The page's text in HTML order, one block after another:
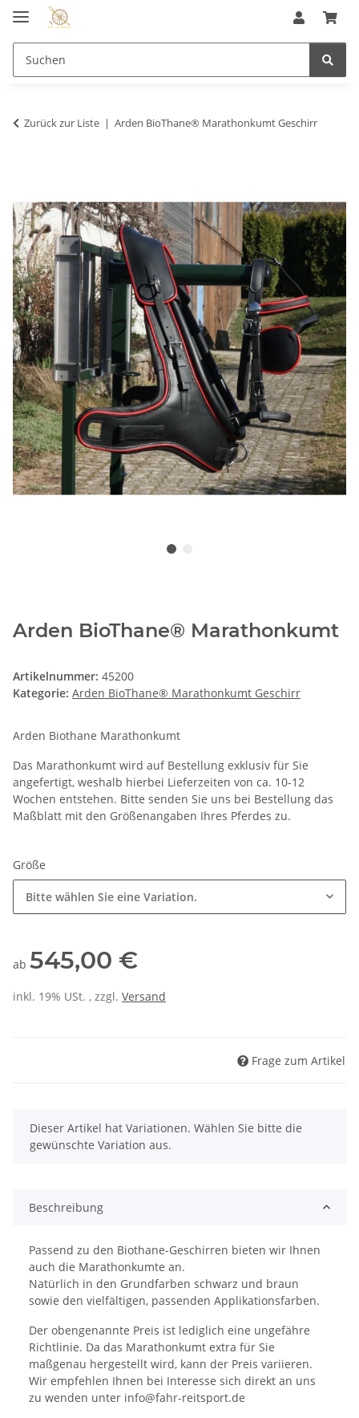
Zurück zur Liste Arden BioThane® Marathonkumt Geschirr
Arden BioThane® Marathonkumt
Artikelnummer: 45200
Kategorie: Arden BioThane® Marathonkumt Geschirr
Arden Biothane Marathonkumt
Das Marathonkumt wird auf Bestellung exklusiv für Sie
angefertigt, weshalb hierbei Lieferzeiten von ca. 10-12
Wochen entstehen. Bitte senden Sie uns bei Bestellung das
Maßblatt mit den Größenangaben Ihres Pferdes zu.
Größe
Bitte wählen Sie eine Variation.
ab 545,00 €
inkl. 19% USt. , zzgl. Versand
Frage zum Artikel
x
Dieser Artikel hat Variationen. Wählen Sie bitte die
gewünschte Variation aus.
Beschreibung
Passend zu den Biothane-Geschirren bieten wir Ihnen
auch die Marathonkumte an.
Natürlich in den Grundfarben schwarz und braun
sowie den vielfältigen, passenden Applikationsfarben.
Der obengenannte Preis ist lediglich eine ungefähre
Richtlinie. Da das Marathonkumt extra für Sie
maßgenau hergestellt wird, kann der Preis variieren.
Wir empfehlen Ihnen bei Interesse sich direkt an uns
zu wenden unter info@fahr-reitsport.de